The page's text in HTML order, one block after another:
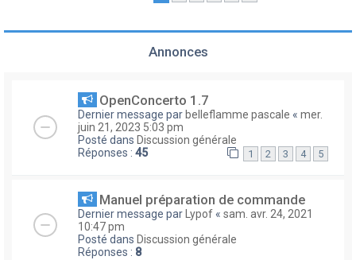
Annonces
OpenConcerto 1.7
Dernier message par belleflamme pascale « mer.
juin 21, 2023 5:03 pm
Posté dans Discussion générale
Réponses : 45 1 2 3 4 5
Manuel préparation de commande
Dernier message par Lypof « sam. avr. 24, 2021
10:47 pm
Posté dans Discussion générale
Réponses : 8